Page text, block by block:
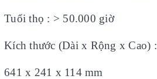
Tuổi thọ : > 50.000 giờ
Kích thước (Dài x Rộng x Cao) :
641 x 241 x 114 mm